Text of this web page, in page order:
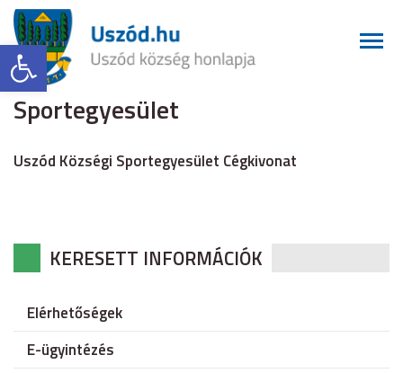
Eszköztár megnyitása
Sportegyesület
Uszód Községi Sportegyesület Cégkivonat
KERESETT INFORMÁCIÓK
Elérhetőségek
E-ügyintézés